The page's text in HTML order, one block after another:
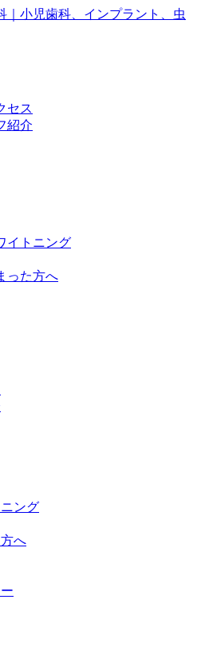
セス
紹介
イトニング
った方へ
ング
へ